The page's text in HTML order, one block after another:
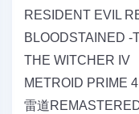
RESIDENT EVIL
BLOODSTAINED -
THE WITCHER IV
METROID PRIME
雷道